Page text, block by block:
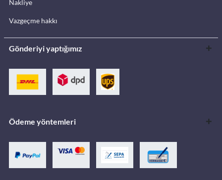
Nakliye
Vazgeçme hakkı
Gönderiyi yaptığımız
Ödeme yöntemleri